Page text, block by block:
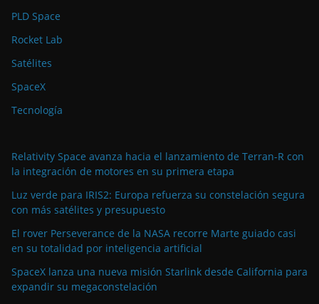
PLD Space
Rocket Lab
Satélites
SpaceX
Tecnología
Relativity Space avanza hacia el lanzamiento de Terran-R con
la integración de motores en su primera etapa
Luz verde para IRIS2: Europa refuerza su constelación segura
con más satélites y presupuesto
El rover Perseverance de la NASA recorre Marte guiado casi
en su totalidad por inteligencia artificial
SpaceX lanza una nueva misión Starlink desde California para
expandir su megaconstelación